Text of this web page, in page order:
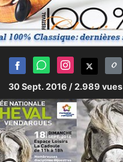
30 Sept. 2016 / 2.989 vues